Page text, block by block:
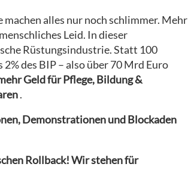
machen alles nur noch schlimmer. Mehr
Leid. In dieser
Rüstungsindustrie. Statt 100
des BIP – also über 70 Mrd Euro
Geld für Pflege, Bildung &
.
Demonstrationen und Blockaden
Rollback! Wir stehen für